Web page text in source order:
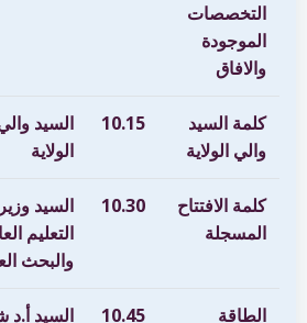
التخصصات
الموجودة
والافاق
كلمة السيد
والي الولاية
10.15
السيد
الولاية
كلمة الافتتاح
المسجلة
10.30
السيد وزير
التعليم
والبحث
الطاقة
10.45
السيد أ.د